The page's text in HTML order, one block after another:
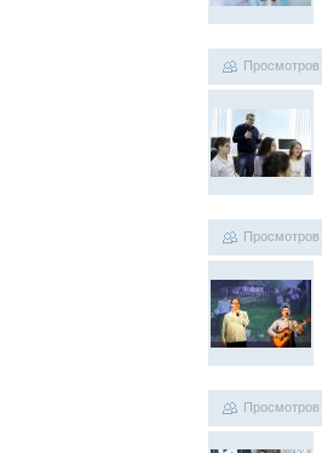
Просмотров
Просмотров
Просмотров